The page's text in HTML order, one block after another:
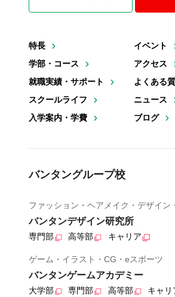
特長
学部・コース
就職実績・サポート
スクールライフ
入学案内・学費
イベント
アクセス
よくある
ニュース
ブログ
バンタングループ校
ファッション・ヘアメイク・デザイン
バンタンデザイン研究所
専門部 高等部 キャリア
ゲーム・イラスト・CG・eスポーツ
バンタンゲームアカデミー
大学部 専門部 高等部 キャリ